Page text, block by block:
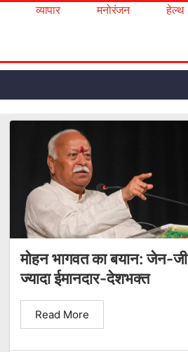
व्यापार मनोरंजन
हेल्थ
मोहन भागवत का बयान: जेन-जी
ज्यादा ईमानदार-देशभक्त
Read More